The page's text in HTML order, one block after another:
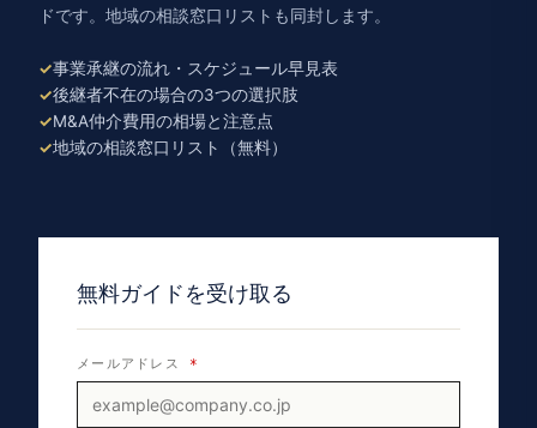
ドです。地域の相談窓口リストも同封します。
事業承継の流れ・スケジュール早見表
後継者不在の場合の3つの選択肢
M&A仲介費用の相場と注意点
地域の相談窓口リスト（無料）
無料ガイドを受け取る
メールアドレス *